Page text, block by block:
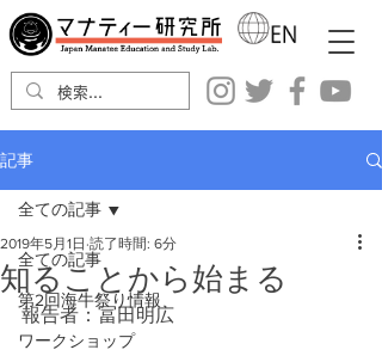
記事
全ての記事
第2回海牛祭り情報
ワークショップ
全ての記事
知ることから始まる
2019年5月1日 読了時間: 6分
報告者：冨田明広